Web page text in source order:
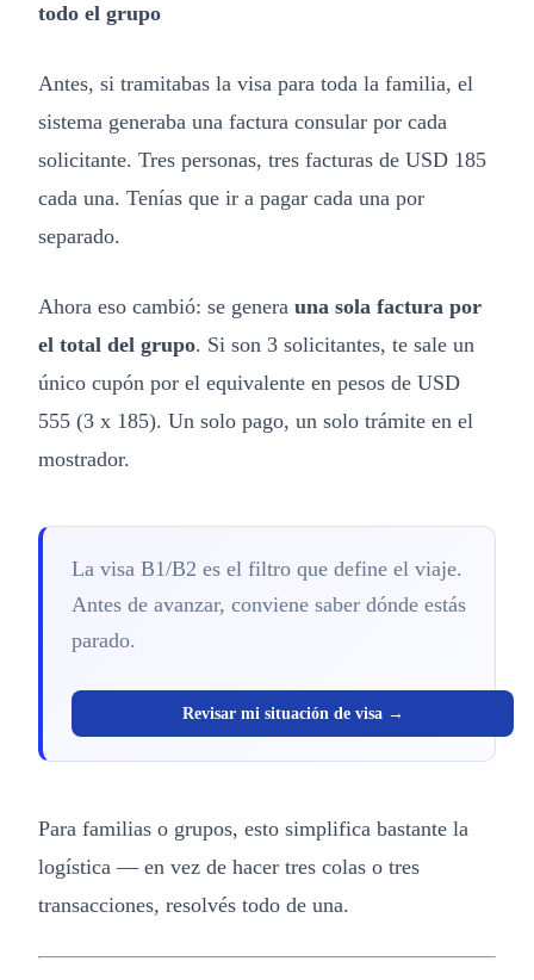
todo el grupo
Antes, si tramitabas la visa para toda la familia, el
sistema generaba una factura consular por cada
solicitante. Tres personas, tres facturas de USD 185
cada una. Tenías que ir a pagar cada una por
separado.
Ahora eso cambió: se genera una sola factura por
el total del grupo. Si son 3 solicitantes, te sale un
único cupón por el equivalente en pesos de USD
555 (3 x 185). Un solo pago, un solo trámite en el
mostrador.
La visa B1/B2 es el filtro que define el viaje.
Antes de avanzar, conviene saber dónde estás
parado.
Revisar mi situación de visa →
Para familias o grupos, esto simplifica bastante la
logística — en vez de hacer tres colas o tres
transacciones, resolvés todo de una.